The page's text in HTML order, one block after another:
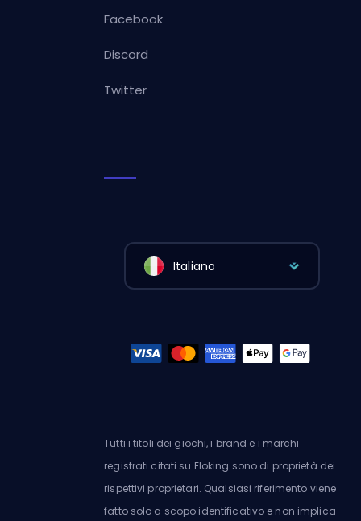
Facebook
Discord
Twitter
Italiano
Tutti i titoli dei giochi, i brand e i marchi
registrati citati su Eloking sono di proprietà dei
rispettivi proprietari. Qualsiasi riferimento viene
fatto solo a scopo identificativo e non implica